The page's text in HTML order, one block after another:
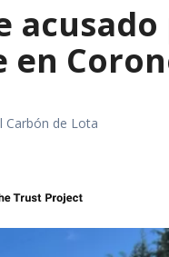
Carbón de Lota